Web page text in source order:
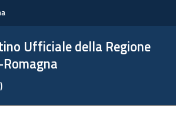
Ufficiale della Regione